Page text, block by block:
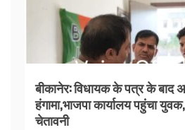
बीकानेर: विधायक के पत्र के बाद
हंगामा,भाजपा कार्यालय पहुंचा
चेतावनी